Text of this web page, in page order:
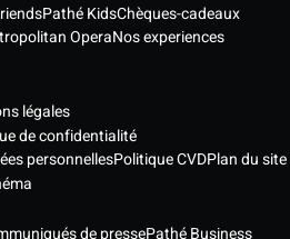
Pathé KidsChèques-cadeaux
OperaNos experiences
légales
de confidentialité
personnellesPolitique CVDPlan du site
de pressePathé Business